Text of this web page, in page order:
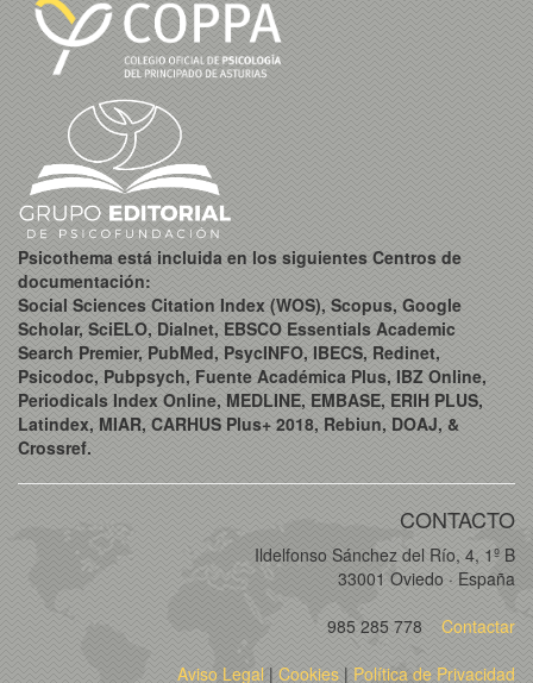
Psicothema está incluida en los siguientes Centros de
documentación:
Social Sciences Citation Index (WOS), Scopus, Google
Scholar, SciELO, Dialnet, EBSCO Essentials Academic
Search Premier, PubMed, PsycINFO, IBECS, Redinet,
Psicodoc, Pubpsych, Fuente Académica Plus, IBZ Online,
Periodicals Index Online, MEDLINE, EMBASE, ERIH PLUS,
Latindex, MIAR, CARHUS Plus+ 2018, Rebiun, DOAJ, &
Crossref.
CONTACTO
Ildelfonso Sánchez del Río, 4, 1º B
33001 Oviedo · España
985 285 778
Contactar
Aviso Legal| Cookies | Política de Privacidad